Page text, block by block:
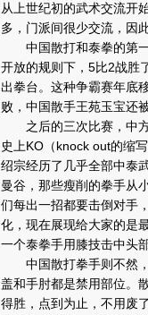
从上世纪初的武术交流开
多，门派间很少交流，因
中国散打和泰拳的第一
开放的规则下，5比2战胜
出拳台。这种争霸赛年底
败，中国散手王苑玉宝还
之后的三次比赛，中方
史上KO（knock out的缩
绍宗经历了几乎全部中泰
曼谷，那些瘦削的拳手从
们每出一招都要击倒对手
化，现在展现给大家的是
一个泰拳手用膝技击中头
中国散打拳手则不然，
盖和手肘都是禁用部位。
得胜，点到为止，不用废